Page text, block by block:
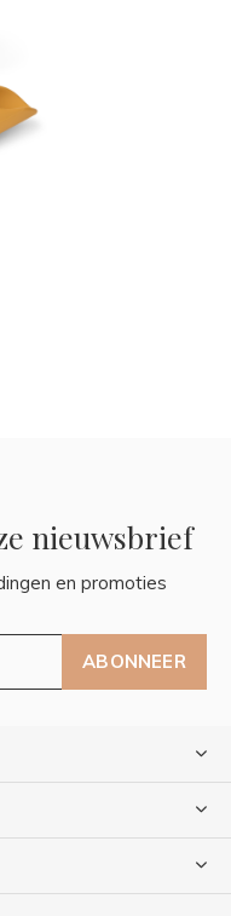
nieuwsbrief
en promoties
ABONNEER